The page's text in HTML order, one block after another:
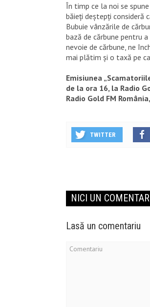
În timp ce la noi se
băieți deștepți consideră
Bubuie vânzările de
bază de cărbune pentru
nevoie de cărbune, ne
mai plătim și o taxă pe
Emisiunea
de la ora 16, la Radio
Radio Gold FM
TWITTER
NICI UN
Lasă un comentariu